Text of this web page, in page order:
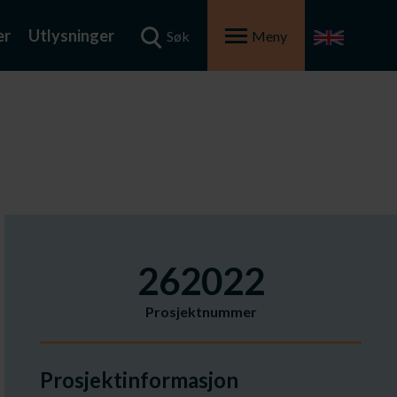
Utlysninger Søk Meny
262022
Prosjektnummer
Prosjektinformasjon